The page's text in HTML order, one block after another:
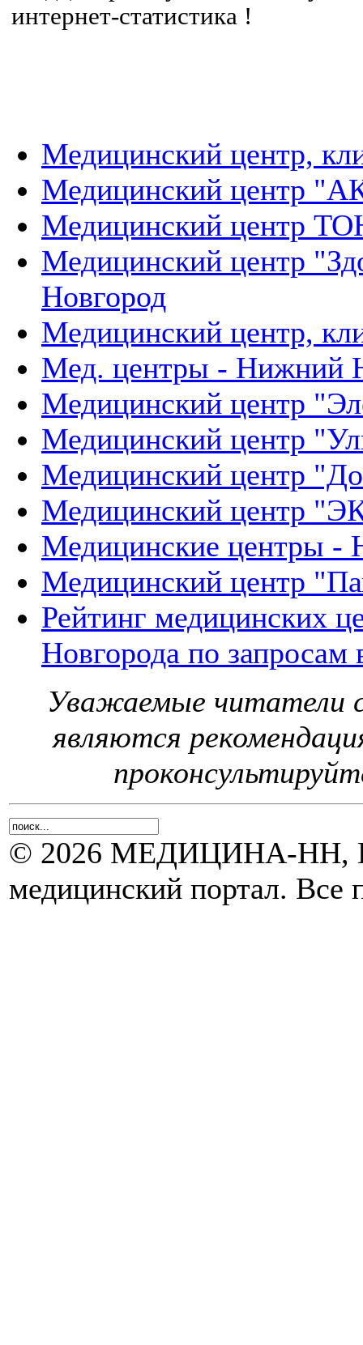
интернет-статистика !
Медицинский центр,
Медицинский центр
Медицинский центр
Медицинский центр
Новгород
Медицинский центр,
Мед. центры - Нижний
Медицинский центр
Медицинский центр
Медицинский центр
Медицинский центр
Медицинские центры -
Медицинский центр
Рейтинг медицинских
Новгорода по запросам
Уважаемые читатели
являются
© 2026 МЕДИЦИНА-НН,
медицинский портал. Все